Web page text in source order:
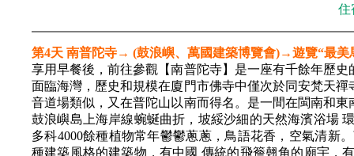
住
第4天 南普陀寺→ (鼓浪嶼、萬國建築博覽會)→遊覽“最美
享用早餐後，前往參觀【南普陀寺】是一座有千餘年歷
面臨海灣，歷史和規模在廈門市佛寺中僅次於同安梵天
音道場類似，又在普陀山以南而得名。是一間在閩南和
鼓浪嶼島上海岸線蜿蜒曲折，坡綏沙細的天然海濱浴場
多科4000餘種植物常年鬱鬱蔥蔥，鳥語花香，空氣清新
種建築風格的建築物，有中國 傳統的飛簷翹角的廟宇，